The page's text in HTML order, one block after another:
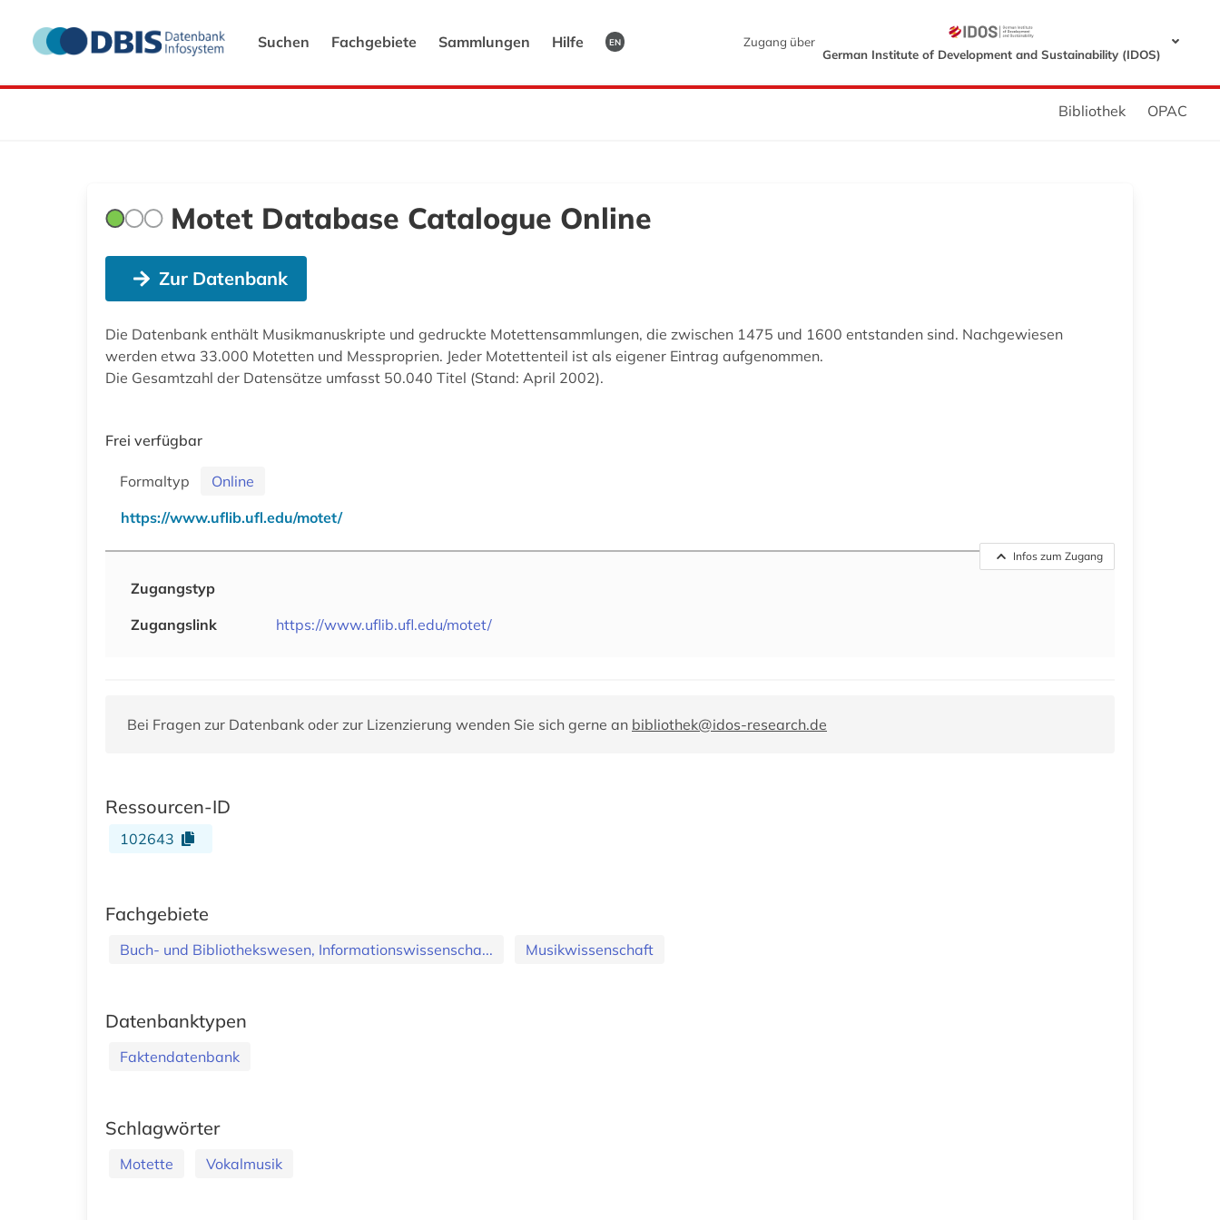
Suchen Fachgebiete Sammlungen Hilfe EN
Zugang über
German Institute of Development and Sustainability (IDOS)
Bibliothek OPAC
Motet Database Catalogue Online
Zur Datenbank
Die Datenbank enthält Musikmanuskripte und gedruckte Motettensammlungen, die zwischen 1475 und 1600 entstanden sind. Nachgewiesen
werden etwa 33.000 Motetten und Messproprien. Jeder Motettenteil ist als eigener Eintrag aufgenommen.
Die Gesamtzahl der Datensätze umfasst 50.040 Titel (Stand: April 2002).
Frei verfügbar
Formaltyp
Online
https://www.uflib.ufl.edu/motet/
Infos zum Zugang
Zugangstyp
Zugangslink
https://www.uflib.ufl.edu/motet/
Bei Fragen zur Datenbank oder zur Lizenzierung wenden Sie sich gerne an bibliothek@idos-research.de
Ressourcen-ID
102643
Fachgebiete
Buch- und Bibliothekswesen, Informationswissenscha... Musikwissenschaft
Datenbanktypen
Faktendatenbank
Schlagwörter
Motette Vokalmusik